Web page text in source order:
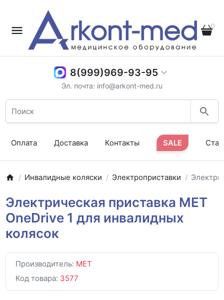
0
8(999)969-93-95
Эл. почта: info@arkont-med.ru
Оплата Доставка Контакты SALE
Инвалидные коляски Электроприставки
Электрическая приставка MET
OneDrive 1 для инвалидных
колясок
Производитель: MET
Код товара: 3577